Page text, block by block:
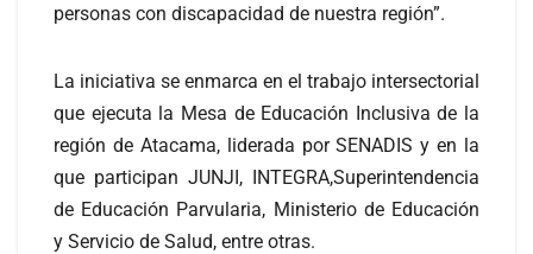
personas con discapacidad de nuestra región”.
La iniciativa se enmarca en el trabajo intersectorial
que ejecuta la Mesa de Educación Inclusiva de la
región de Atacama, liderada por SENADIS y en la
que participan JUNJI, INTEGRA,Superintendencia
de Educación Parvularia, Ministerio de Educación
y Servicio de Salud, entre otras.